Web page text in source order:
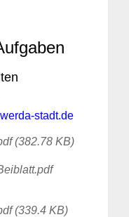
stadt.de
(382.78 KB)
(339.4 KB)